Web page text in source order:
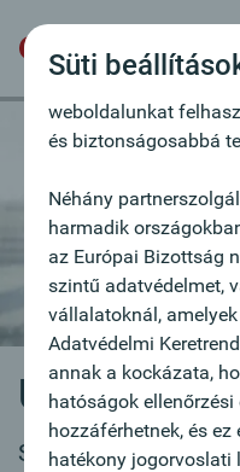
Új
Szívesen vesszük
Süti
szövegfájlok, melyek
felismerését. Annak
hogy ajánlatainkat az
weboldalunkat
és biztonságosabbá
Néhány
harmadik
az Európai Bizottság
szintű adatvédelmet,
vállalatoknál,
Adatvédelmi
annak a kockázata,
hatóságok
hozzáférhetnek, és ez
hatékony jogorvoslati